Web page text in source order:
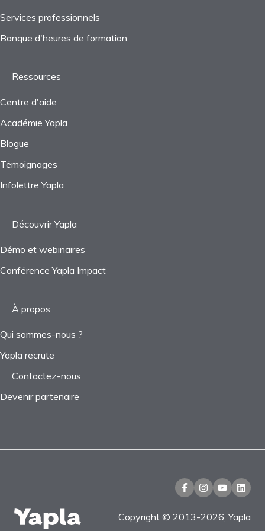
Questions fréquentes
Questions fréquentes
Services professionnels
Banque d'heures de formation
Ressources
Centre d'aide
Académie Yapla
Blogue
Témoignages
Infolettre Yapla
Découvrir Yapla
Démo et webinaires
Conférence Yapla Impact
À propos
Qui sommes-nous ?
Yapla recrute
Contactez-nous
Devenir partenaire
Copyright © 2013-2026, Yapla